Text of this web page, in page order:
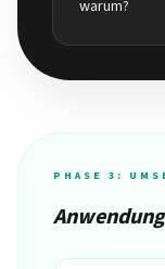
warum?
PHASE 3: